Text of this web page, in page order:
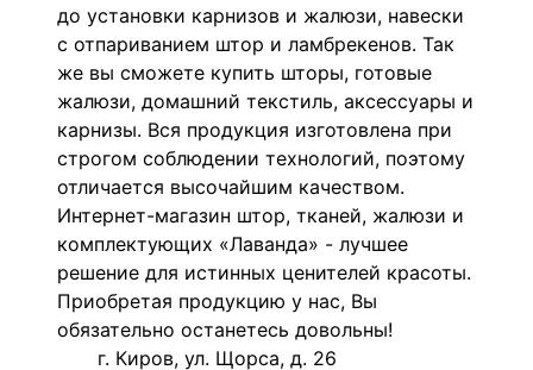
до установки карнизов и жалюзи, навески
с отпариванием штор и ламбрекенов. Так
же вы сможете купить шторы, готовые
жалюзи, домашний текстиль, аксессуары и
карнизы. Вся продукция изготовлена при
строгом соблюдении технологий, поэтому
отличается высочайшим качеством.
Интернет-магазин штор, тканей, жалюзи и
комплектующих «Лаванда» - лучшее
решение для истинных ценителей красоты.
Приобретая продукцию у нас, Вы
обязательно останетесь довольны!
г. Киров, ул. Щорса, д. 26